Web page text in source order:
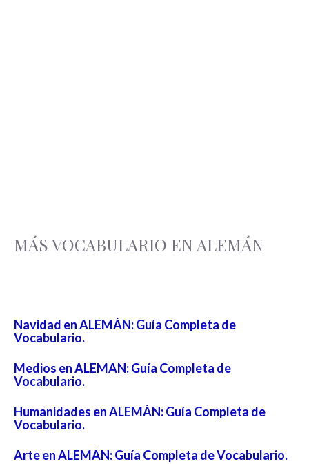
MÁS VOCABULARIO EN ALEMÁN
Navidad en ALEMÁN: Guía Completa de
Vocabulario.
Medios en ALEMÁN: Guía Completa de
Vocabulario.
Humanidades en ALEMÁN: Guía Completa de
Vocabulario.
Arte en ALEMÁN: Guía Completa de Vocabulario.